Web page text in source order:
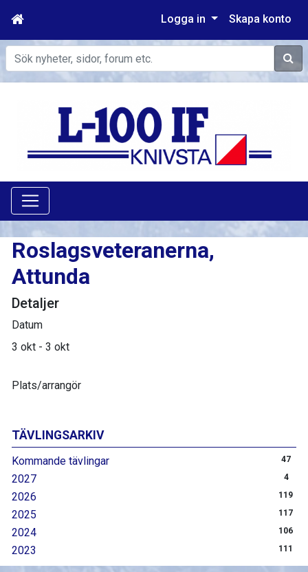
Logga in Skapa konto
Sök
TÄVLINGSARKIV
Kommande tävlingar 47
2027 4
2026 119
2025 117
2024 106
2023 111
Roslagsveteranerna,
Attunda
Detaljer
Datum
3 okt - 3 okt
Plats/arrangör